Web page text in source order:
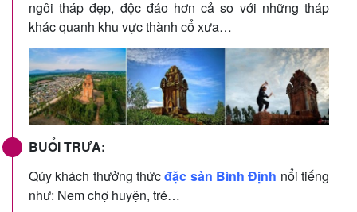
ngôi tháp đẹp, độc đáo hơn cả so với những tháp
khác quanh khu vực thành cổ xưa…
BUỔI TRƯA:
Qúy khách thưởng thứcđặc sản Bình Định nổi tiếng
như: Nem chợ huyện, tré…